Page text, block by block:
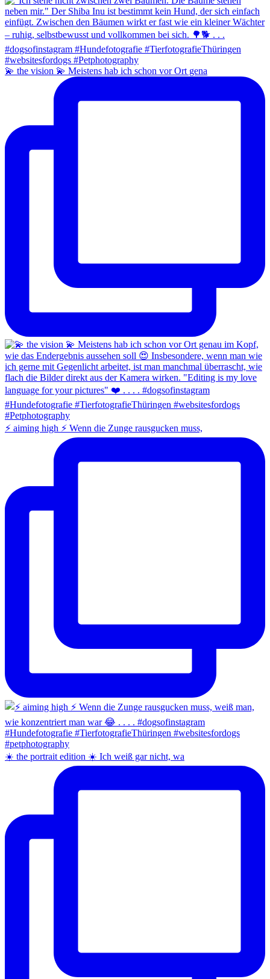
💫 the vision 💫 Meistens hab ich schon vor Ort gena
⚡️ aiming high ⚡️ Wenn die Zunge rausgucken muss,
☀️ the portrait edition ☀️ Ich weiß gar nicht, wa